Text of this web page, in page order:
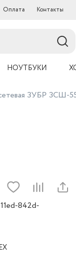
Оплата Контакты
НОУТБУКИ
ЗУБР ЗСШ-
842d-